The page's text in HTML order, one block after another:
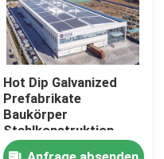
Hot Dip Galvanized
Prefabrikate
Baukörper
Stahlkonstruktion
Lagerhäuser